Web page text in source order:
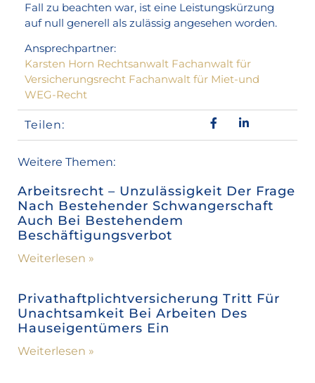
Fall zu beachten war, ist eine Leistungskürzung
auf null generell als zulässig angesehen worden.
Ansprechpartner:
Karsten Horn Rechtsanwalt Fachanwalt für
Versicherungsrecht Fachanwalt für Miet-und
WEG-Recht
Teilen:
Weitere Themen:
Arbeitsrecht – Unzulässigkeit Der Frage
Nach Bestehender Schwangerschaft
Auch Bei Bestehendem
Beschäftigungsverbot
Weiterlesen »
Privathaftplichtversicherung Tritt Für
Unachtsamkeit Bei Arbeiten Des
Hauseigentümers Ein
Weiterlesen »